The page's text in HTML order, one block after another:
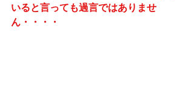
いると言っても過言ではありませ
ん・・・・